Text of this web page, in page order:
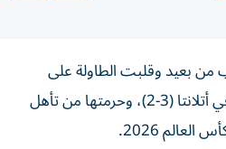
من بعيد وقلبت الطاولة على
مصر بثلاثية متأخرة الثلاثاء في أتلانتا (3-2)، وحرمتها من تأهل
2026.